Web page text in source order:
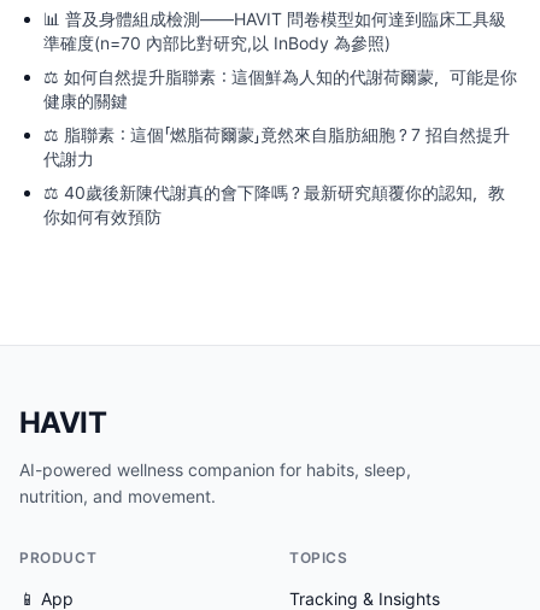
📊 普及身體組成檢測——HAVIT 問卷模型如何達到臨床工具級
準確度(n=70 內部比對研究,以 InBody 為參照)
⚖️ 如何自然提升脂聯素：這個鮮為人知的代謝荷爾蒙，可能是你
健康的關鍵
⚖️ 脂聯素：這個「燃脂荷爾蒙」竟然來自脂肪細胞？7 招自然提升
代謝力
⚖️ 40歲後新陳代謝真的會下降嗎？最新研究顛覆你的認知，教
你如何有效預防
HAVIT
AI-powered wellness companion for habits, sleep,
nutrition, and movement.
PRODUCT
📱 App
TOPICS
Tracking & Insights